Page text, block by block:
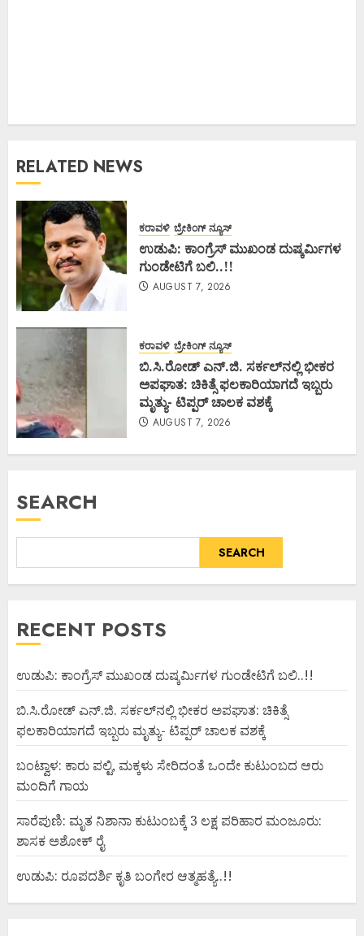
RELATED NEWS
ಕರಾವಳಿ ಬ್ರೇಕಿಂಗ್ ನ್ಯೂಸ್
ಉಡುಪಿ: ಕಾಂಗ್ರೆಸ್ ಮುಖಂಡ ದುಷ್ಕರ್ಮಿಗಳ
ಗುಂಡೇಟಿಗೆ ಬಲಿ..!!
AUGUST 7, 2026
ಕರಾವಳಿ ಬ್ರೇಕಿಂಗ್ ನ್ಯೂಸ್
ಬಿ.ಸಿ.ರೋಡ್ ಎನ್.ಜಿ. ಸರ್ಕಲ್‌ನಲ್ಲಿ ಭೀಕರ
ಅಪಘಾತ: ಚಿಕಿತ್ಸೆ ಫಲಕಾರಿಯಾಗದೆ ಇಬ್ಬರು
ಮೃತ್ಯು- ಟಿಪ್ಪರ್ ಚಾಲಕ ವಶಕ್ಕೆ
AUGUST 7, 2026
SEARCH
SEARCH
RECENT POSTS
ಉಡುಪಿ: ಕಾಂಗ್ರೆಸ್ ಮುಖಂಡ ದುಷ್ಕರ್ಮಿಗಳ ಗುಂಡೇಟಿಗೆ ಬಲಿ..!!
ಬಿ.ಸಿ.ರೋಡ್ ಎನ್.ಜಿ. ಸರ್ಕಲ್‌ನಲ್ಲಿ ಭೀಕರ ಅಪಘಾತ: ಚಿಕಿತ್ಸೆ
ಫಲಕಾರಿಯಾಗದೆ ಇಬ್ಬರು ಮೃತ್ಯು- ಟಿಪ್ಪರ್ ಚಾಲಕ ವಶಕ್ಕೆ
ಬಂಟ್ವಾಳ: ಕಾರು ಪಲ್ಟಿ, ಮಕ್ಕಳು ಸೇರಿದಂತೆ ಒಂದೇ ಕುಟುಂಬದ ಆರು
ಮಂದಿಗೆ ಗಾಯ
ಸಾರೆಪುಣಿ: ಮೃತ ನಿಶಾನಾ ಕುಟುಂಬಕ್ಕೆ 3 ಲಕ್ಷ ಪರಿಹಾರ ಮಂಜೂರು:
ಶಾಸಕ ಅಶೋಕ್ ರೈ
ಉಡುಪಿ: ರೂಪದರ್ಶಿ ಕೃತಿ ಬಂಗೇರ ಆತ್ಮಹತ್ಯೆ..!!